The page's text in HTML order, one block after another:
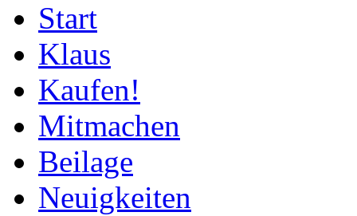
Start
Klaus
Kaufen!
Mitmachen
Beilage
Neuigkeiten